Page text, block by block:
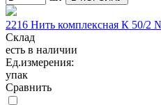
2216 Нить комплексная К 50/2
Склад
есть в наличии
Ед.измерения:
упак
Сравнить